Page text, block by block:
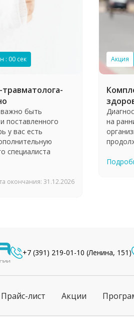
: 59 сек
быть
поставленного
у вас есть
специалиста
окончания: 31.12.2026
Акция
на
+7 (391) 219-01-10 (Ленина, 151)
Прайс-лист Акции